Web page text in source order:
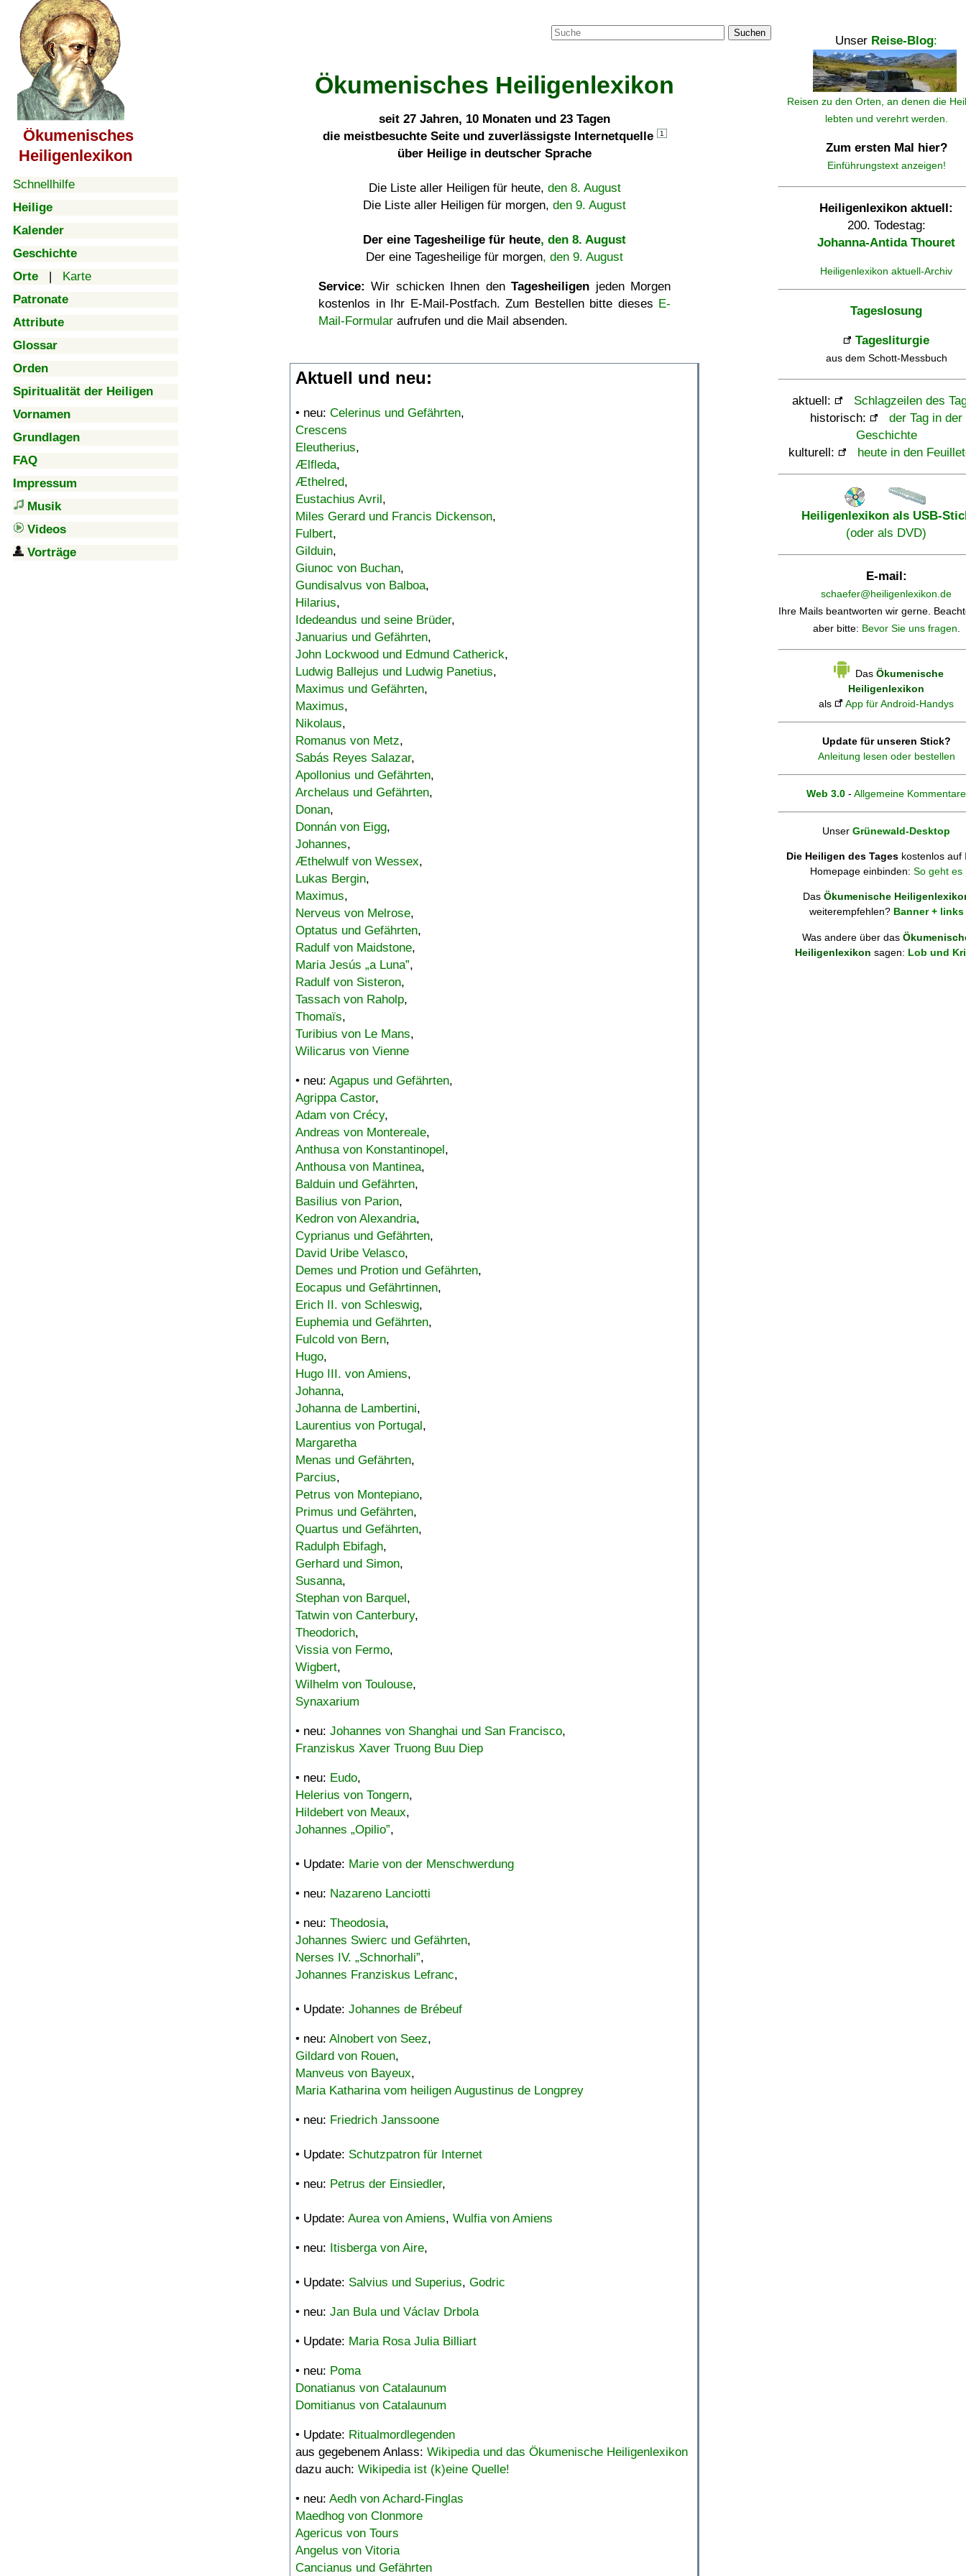
Ökumenisches
Heiligenlexikon
Schnellhilfe
Heilige
Kalender
Geschichte
Orte | Karte
Patronate
Attribute
Glossar
Orden
Spiritualität der Heiligen
Vornamen
Grundlagen
FAQ
Impressum
Musik
Videos
Vorträge
Suchen
Ökumenisches Heiligenlexikon
seit 27 Jahren, 10 Monaten und 23 Tagen
die meistbesuchte Seite und zuverlässigste Internetquelle
1
über Heilige in deutscher Sprache
Die Liste aller Heiligen für heute, den 8. August
Die Liste aller Heiligen für morgen, den 9. August
Der eine Tagesheilige für heute, den 8. August
Der eine Tagesheilige für morgen, den 9. August
Service: Wir schicken Ihnen denTagesheiligen jeden Morgen
kostenlos in Ihr E-Mail-Postfach. Zum Bestellen bitte dieses E-
Mail-Formular aufrufen und die Mail absenden.
Aktuell und neu:
• neu: Celerinus und Gefährten,
Crescens
Eleutherius,
Ælfleda,
Æthelred,
Eustachius Avril,
Miles Gerard und Francis Dickenson,
Fulbert,
Gilduin,
Giunoc von Buchan,
Gundisalvus von Balboa,
Hilarius,
Idedeandus und seine Brüder,
Januarius und Gefährten,
John Lockwood und Edmund Catherick,
Ludwig Ballejus und Ludwig Panetius,
Maximus und Gefährten,
Maximus,
Nikolaus,
Romanus von Metz,
Sabás Reyes Salazar,
Apollonius und Gefährten,
Archelaus und Gefährten,
Donan,
Donnán von Eigg,
Johannes,
Æthelwulf von Wessex,
Lukas Bergin,
Maximus,
Nerveus von Melrose,
Optatus und Gefährten,
Radulf von Maidstone,
Maria Jesús „a Luna”,
Radulf von Sisteron,
Tassach von Raholp,
Thomaïs,
Turibius von Le Mans,
Wilicarus von Vienne
• neu: Agapus und Gefährten,
Agrippa Castor,
Adam von Crécy,
Andreas von Montereale,
Anthusa von Konstantinopel,
Anthousa von Mantinea,
Balduin und Gefährten,
Basilius von Parion,
Kedron von Alexandria,
Cyprianus und Gefährten,
David Uribe Velasco,
Demes und Protion und Gefährten,
Eocapus und Gefährtinnen,
Erich II. von Schleswig,
Euphemia und Gefährten,
Fulcold von Bern,
Hugo,
Hugo III. von Amiens,
Johanna,
Johanna de Lambertini,
Laurentius von Portugal,
Margaretha
Menas und Gefährten,
Parcius,
Petrus von Montepiano,
Primus und Gefährten,
Quartus und Gefährten,
Radulph Ebifagh,
Gerhard und Simon,
Susanna,
Stephan von Barquel,
Tatwin von Canterbury,
Theodorich,
Vissia von Fermo,
Wigbert,
Wilhelm von Toulouse,
Synaxarium
• neu: Johannes von Shanghai und San Francisco,
Franziskus Xaver Truong Buu Diep
• neu: Eudo,
Helerius von Tongern,
Hildebert von Meaux,
Johannes „Opilio”,
• Update: Marie von der Menschwerdung
• neu: Nazareno Lanciotti
• neu: Theodosia,
Johannes Swierc und Gefährten,
Nerses IV. „Schnorhali”,
Johannes Franziskus Lefranc,
• Update: Johannes de Brébeuf
• neu: Alnobert von Seez,
Gildard von Rouen,
Manveus von Bayeux,
Maria Katharina vom heiligen Augustinus de Longprey
• neu: Friedrich Janssoone
• Update: Schutzpatron für Internet
• neu: Petrus der Einsiedler,
• Update: Aurea von Amiens, Wulfia von Amiens
• neu: Itisberga von Aire,
• Update: Salvius und Superius, Godric
• neu: Jan Bula und Václav Drbola
• Update: Maria Rosa Julia Billiart
• neu: Poma
Donatianus von Catalaunum
Domitianus von Catalaunum
• Update: Ritualmordlegenden
aus gegebenem Anlass: Wikipedia und das Ökumenische Heiligenlexikon
dazu auch: Wikipedia ist (k)eine Quelle!
• neu: Aedh von Achard-Finglas
Maedhog von Clonmore
Agericus von Tours
Angelus von Vitoria
Cancianus und Gefährten
Unser Reise-Blog:
Reisen zu den Orten, an denen die
lebten und verehrt werden.
Zum ersten Mal hier?
Einführungstext anzeigen!
Heiligenlexikon aktuell:
200. Todestag:
Johanna-Antida Thouret
Heiligenlexikon aktuell-Archiv
Tageslosung
Tagesliturgie
aus dem Schott-Messbuch
aktuell:
Schlagzeilen des
historisch:
der Tag in der
Geschichte
kulturell:
heute in den
Heiligenlexikon als USB-
(oder als DVD)
E-mail:
schaefer@heiligenlexikon.de
Ihre Mails beantworten wir gerne.
aber bitte: Bevor Sie uns fragen.
Das Ökumenische
Heiligenlexikon
als
App für Android-Handys
Update für unseren Stick?
Anleitung lesen oder bestellen
Web 3.0 - Allgemeine Kommentare
Unser Grünewald-Desktop
Die Heiligen des Tages kostenlos auf
Homepage einbinden: So geht es
Das Ökumenische
weiterempfehlen? Banner + links
Was andere über das
Heiligenlexikon sagen: Lob und